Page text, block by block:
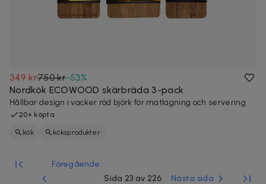
349 kr750 kr-53%
Nordkök ECOWOOD skärbräda 3-pack
Hållbar design i vacker röd björk för matlagning och servering
20+ köpta
kök köksprodukter
Föregående
Sida 23 av 226 Nästa sida